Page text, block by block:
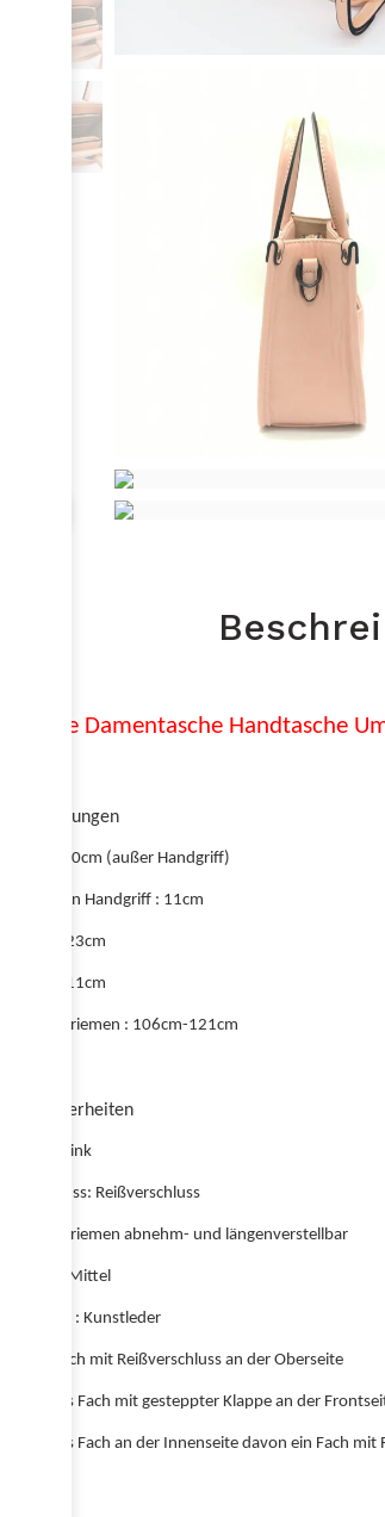
Tasche Damentasche Handtasche
Abmessungen
Höhe : 20cm (außer Handgriff)
Höhe von Handgriff : 11cm
Länge : 23cm
Breite : 11cm
Schulterriemen : 106cm-121cm
Besonderheiten
Farbe: Pink
Verschluss: Reißverschluss
Schulterriemen abnehm- und längenverstellbar
Größe : Mittel
Material : Kunstleder
Hauptfach mit Reißverschluss an der Oberseite
1 kleines Fach mit gesteppter Klappe an der
2 kleines Fach an der Innenseite davon ein Fach mit